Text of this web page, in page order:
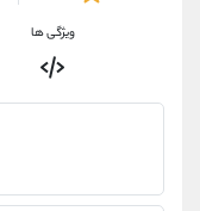
ویژگی ها